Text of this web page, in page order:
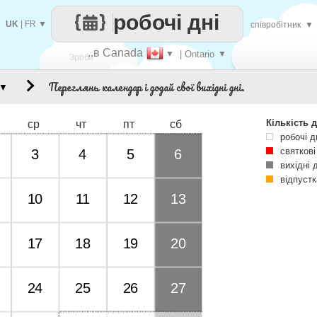
Зроби..в Canada ▼ | Ontario ▼
робочі дні
UK FR ▼ співробітник ▼
Переглянь календар і додай свої вихідні дні.
ср чт пт сб
3 4 5 6
10 11 12 13
17 18 19 20
24 25 26 27
Кількість
робочі
вихідні